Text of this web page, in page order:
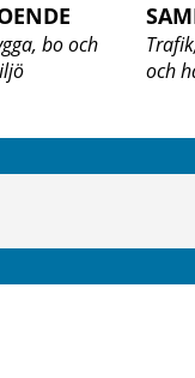
bo och
och